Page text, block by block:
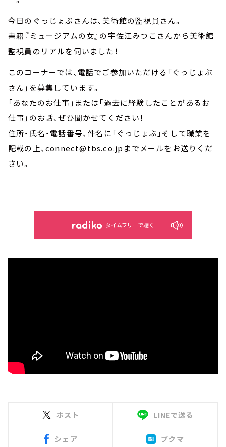
今日のぐっじょぶさんは、美術館の監視員さん。
書籍『ミュージアムの女』の宇佐江みつこさんから美術館
監視員のリアルを伺いました！
このコーナーでは、電話でご参加いただける「ぐっじょぶ
さん」を募集しています。
「あなたのお仕事」または「過去に経験したことがあるお
仕事」のお話、ぜひ聞かせてください！
住所・氏名・電話番号、件名に「ぐっじょぶ」そして職業を
記載の上、connect@tbs.co.jpまでメールをお送りくだ
さい。
タイムフリーで聴く
ポスト LINEで送る
シェア ブクマ